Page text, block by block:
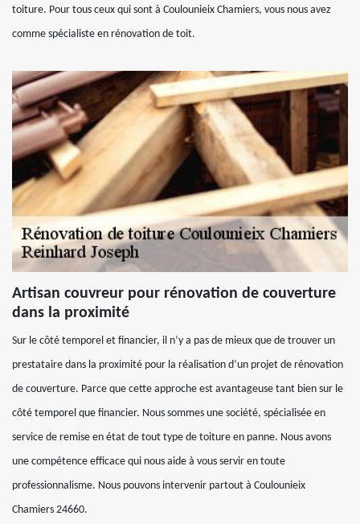
toiture. Pour tous ceux qui sont à Coulounieix Chamiers, vous nous avez
comme spécialiste en rénovation de toit.
Artisan couvreur pour rénovation de couverture
dans la proximité
Sur le côté temporel et financier, il n’y a pas de mieux que de trouver un
prestataire dans la proximité pour la réalisation d’un projet de rénovation
de couverture. Parce que cette approche est avantageuse tant bien sur le
côté temporel que financier. Nous sommes une société, spécialisée en
service de remise en état de tout type de toiture en panne. Nous avons
une compétence efficace qui nous aide à vous servir en toute
professionnalisme. Nous pouvons intervenir partout à Coulounieix
Chamiers 24660.